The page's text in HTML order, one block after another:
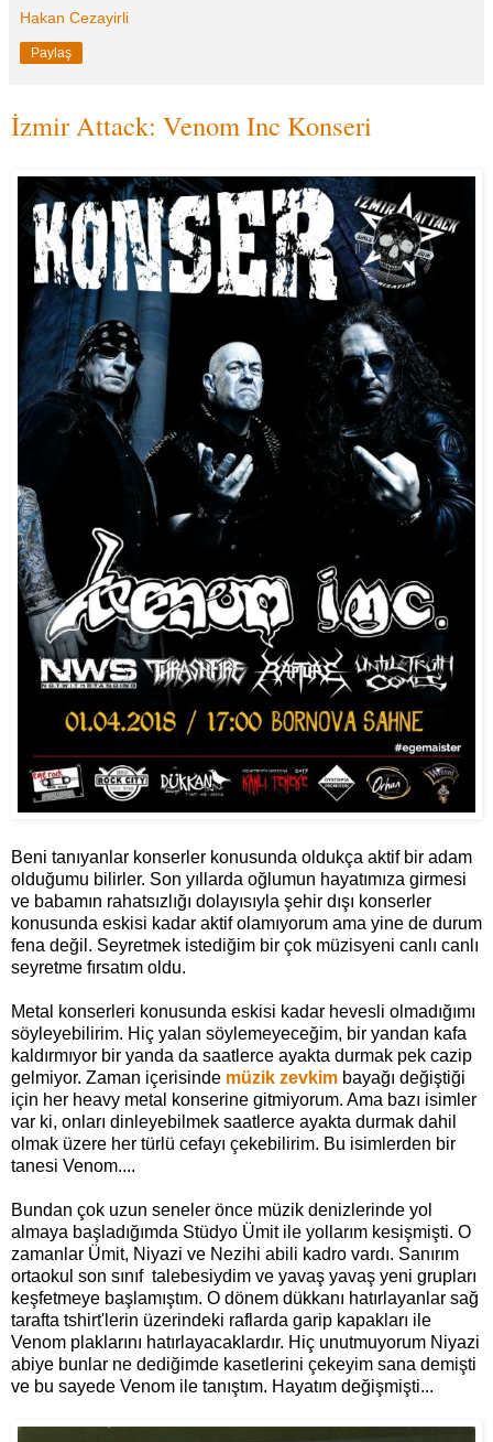
Hakan Cezayirli
Paylaş
İzmir Attack: Venom Inc Konseri
Beni tanıyanlar konserler konusunda oldukça aktif bir adam
olduğumu bilirler. Son yıllarda oğlumun hayatımıza girmesi
ve babamın rahatsızlığı dolayısıyla şehir dışı konserler
konusunda eskisi kadar aktif olamıyorum ama yine de durum
fena değil. Seyretmek istediğim bir çok müzisyeni canlı canlı
seyretme fırsatım oldu.
Metal konserleri konusunda eskisi kadar hevesli olmadığımı
söyleyebilirim. Hiç yalan söylemeyeceğim, bir yandan kafa
kaldırmıyor bir yanda da saatlerce ayakta durmak pek cazip
gelmiyor. Zaman içerisinde müzik zevkim bayağı değiştiği
için her heavy metal konserine gitmiyorum. Ama bazı isimler
var ki, onları dinleyebilmek saatlerce ayakta durmak dahil
olmak üzere her türlü cefayı çekebilirim. Bu isimlerden bir
tanesi Venom....
Bundan çok uzun seneler önce müzik denizlerinde yol
almaya başladığımda Stüdyo Ümit ile yollarım kesişmişti. O
zamanlar Ümit, Niyazi ve Nezihi abili kadro vardı. Sanırım
ortaokul son sınıf talebesiydim ve yavaş yavaş yeni grupları
keşfetmeye başlamıştım. O dönem dükkanı hatırlayanlar sağ
tarafta tshirt'lerin üzerindeki raflarda garip kapakları ile
Venom plaklarını hatırlayacaklardır. Hiç unutmuyorum Niyazi
abiye bunlar ne dediğimde kasetlerini çekeyim sana demişti
ve bu sayede Venom ile tanıştım. Hayatım değişmişti...